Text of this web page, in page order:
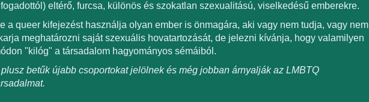
eltérő, furcsa, különös és szokatlan szexualitású, viselkedésű emberekre.
a queer kifejezést használja olyan ember is önmagára, aki vagy nem tudja, vagy nem
meghatározni saját szexuális hovatartozását, de jelezni kívánja, hogy valamilyen
"kilóg" a társadalom hagyományos sémáiból.
plusz betűk újabb csoportokat jelölnek és még jobban árnyalják az LMBTQ